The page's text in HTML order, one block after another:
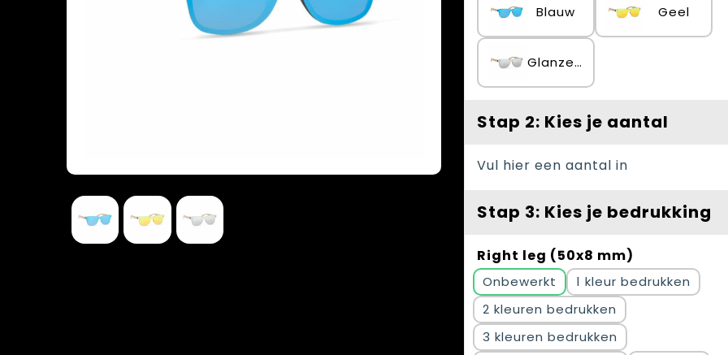
Blauw Geel
Glanzend Zilver
Stap 2: Kies je aantal
Vul hier een aantal in
Stap 3: Kies je bedrukking
Right leg (50x8 mm)
Onbewerkt
1
2
3